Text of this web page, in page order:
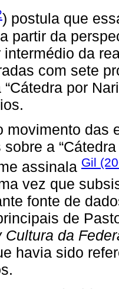
) postula que
partir da
da
com sete
por
movimento das
a
assinala Gil
vez que
fonte de
de
Cultura da
havia sido